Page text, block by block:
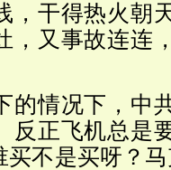
，干得热火朝
，又事故连连
的情况下，中
反正飞机总是
买不是买呀？